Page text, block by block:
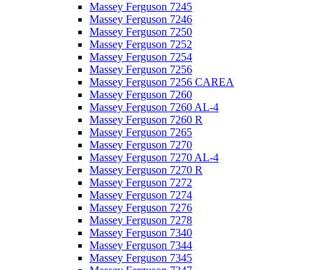
Massey Ferguson 7245
Massey Ferguson 7246
Massey Ferguson 7250
Massey Ferguson 7252
Massey Ferguson 7254
Massey Ferguson 7256
Massey Ferguson 7256 CAREA
Massey Ferguson 7260
Massey Ferguson 7260 AL-4
Massey Ferguson 7260 R
Massey Ferguson 7265
Massey Ferguson 7270
Massey Ferguson 7270 AL-4
Massey Ferguson 7270 R
Massey Ferguson 7272
Massey Ferguson 7274
Massey Ferguson 7276
Massey Ferguson 7278
Massey Ferguson 7340
Massey Ferguson 7344
Massey Ferguson 7345